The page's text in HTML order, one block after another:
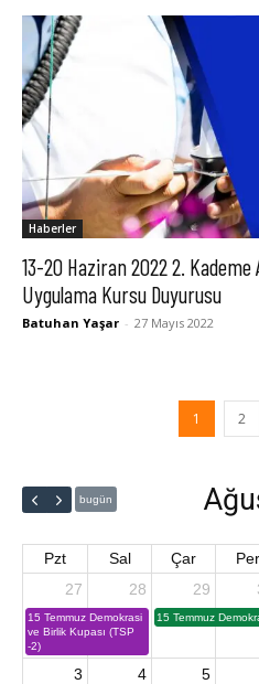
Haberler
13-20 Haziran 2022 2.
Uygulama Kursu Duyurusu
Batuhan Yaşar - 27 Mayıs 2022
1 2
bugün
Pzt Sal Çar Per
27
15 Temmuz Demokrasi
ve Birlik Kupası (TSP
-2)
28 29
15 Temmuz
3 4 5